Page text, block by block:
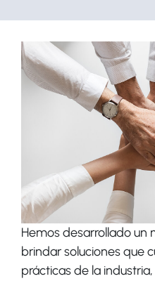
Hemos desarrollado
brindar soluciones que
prácticas de la